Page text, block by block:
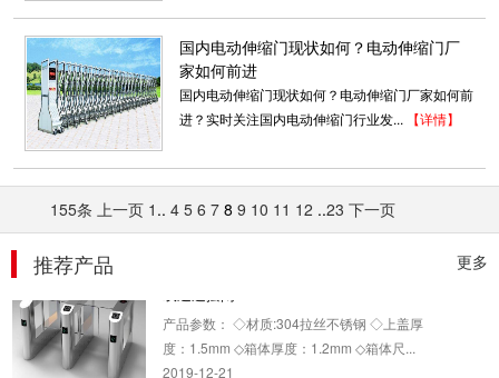
国内电动伸缩门现状如何？电动伸缩门厂
家如何前进
国内电动伸缩门现状如何？电动伸缩门厂家如何前
进？实时关注国内电动伸缩门行业发... 【详情】
155条 上一页 1 .. 4 5 6 7 8 9 10 11 12 ..23 下一页
更多
推荐产品
采用1.0厚优质彩钢...
2106-02-07
折叠门产品特点： 1、外形美观稳重，性能卓
越，故障率极低。 2、外观庄重、气派，门体颜
色丰富，可和现场环...
2020-03-16
产品参数： ◇材质:304拉丝不锈钢 ◇上盖厚
度：1.5mm ◇箱体厚度：1.2mm ◇箱体尺...
2019-12-21